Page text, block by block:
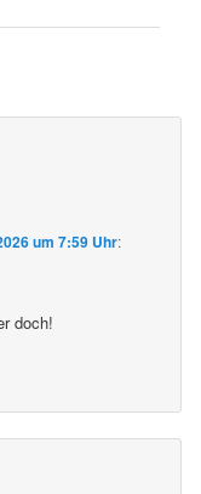
um 7:59 Uhr:
doch!